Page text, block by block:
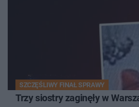
SZCZĘŚLIWY FINAŁ SPRAWY
Trzy siostry zaginęły w